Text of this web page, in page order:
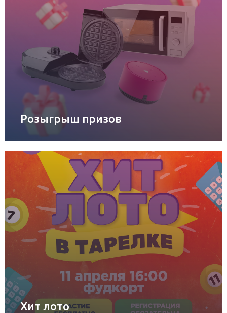
Розыгрыш призов
Хит лото